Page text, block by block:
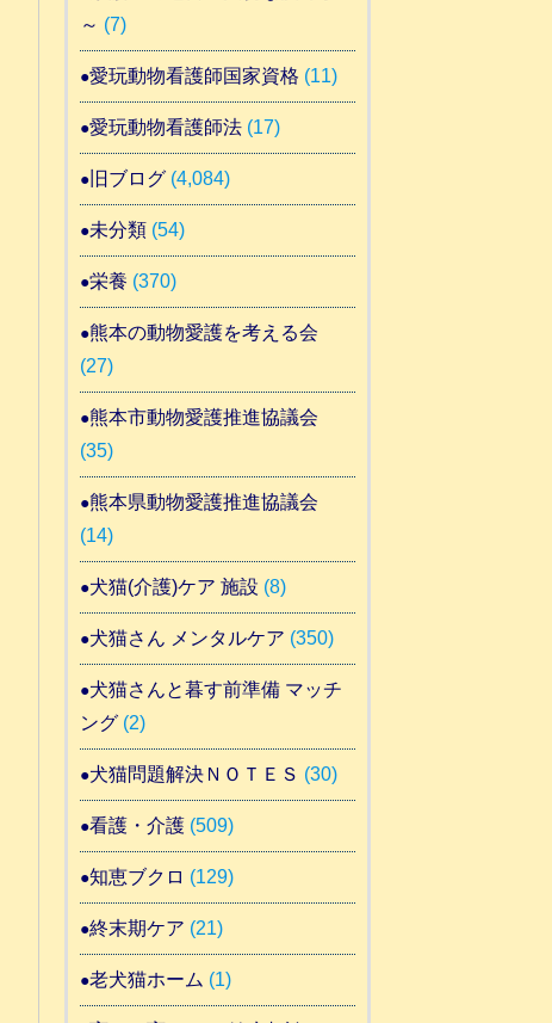
～ (7)
愛玩動物看護師国家資格 (11)
愛玩動物看護師法(17)
旧ブログ(4,084)
未分類(54)
栄養 (370)
熊本の動物愛護を考える会
(27)
熊本市動物愛護推進協議会
(35)
熊本県動物愛護推進協議会
(14)
犬猫(介護)ケア 施設 (8)
犬猫さん メンタルケア (350)
犬猫さんと暮す前準備 マッチ
ング(2)
犬猫問題解決ＮＯＴＥＳ (30)
看護・介護(509)
知恵ブクロ (129)
終末期ケア (21)
老犬猫ホーム (1)